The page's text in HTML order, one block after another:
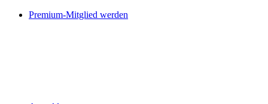
Premium-Mitglied werden